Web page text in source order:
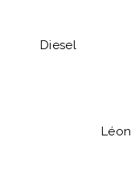
Diesel
Léon